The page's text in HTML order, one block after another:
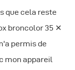
que cela reste
broncolor 35 ✕
permis de
mon appareil